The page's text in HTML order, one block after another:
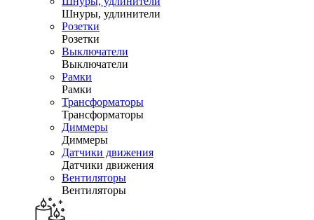
Шнуры, удлинители
Розетки
Розетки
Выключатели
Выключатели
Рамки
Рамки
Трансформаторы
Трансформаторы
Диммеры
Диммеры
Датчики движения
Датчики движения
Вентиляторы
Вентиляторы